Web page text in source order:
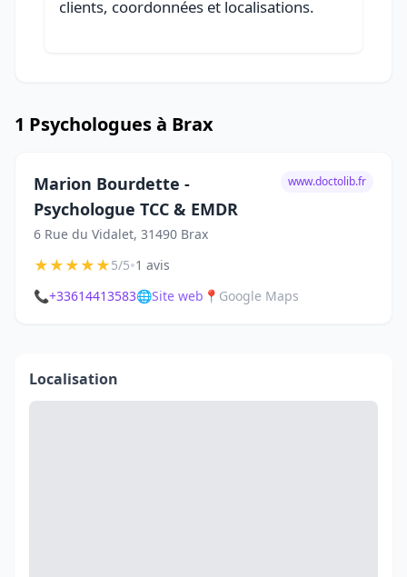
clients, coordonnées et localisations.
1 Psychologues à Brax
Marion Bourdette -
Psychologue TCC & EMDR
6 Rue du Vidalet, 31490 Brax
www.doctolib.fr
★★★★★5/5•1 avis
📞+33614413583🌐Site web 📍 Google Maps
Localisation